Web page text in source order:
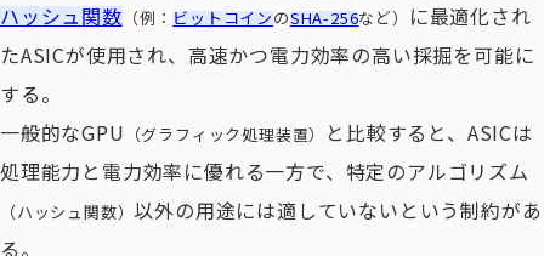
ハッシュ関数 （例：ビットコインのSHA-256など）
に最適化され
たASICが使用され、高速かつ電力効率の高い採掘を可能に
する。
一般的なGPU （グラフィック処理装置）
と比較すると、ASICは
処理能力と電力効率に優れる一方で、特定のアルゴリズム
（ハッシュ関数） 以外の用途には適していないという制約があ
る。